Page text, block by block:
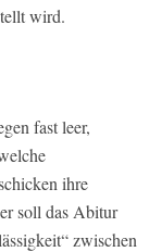
wird.
fast leer,
ihre
soll das Abitur
zwischen